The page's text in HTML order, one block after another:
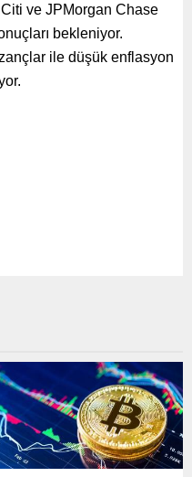
ve JPMorgan Chase
bekleniyor.
ile düşük enflasyon